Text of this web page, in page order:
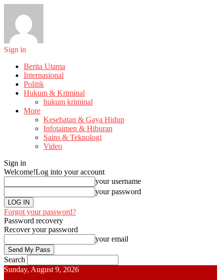
Sign in
Berita Utama
Internasional
Politik
Hukum & Kriminal
hukum kriminal
More
Kesehatan & Gaya Hidup
Infotaimen & Hiburan
Sains & Teknologi
Video
Sign in
Welcome!Log into your account
your username
your password
Forgot your password?
Password recovery
Recover your password
your email
Search
Sunday, August 9, 2026